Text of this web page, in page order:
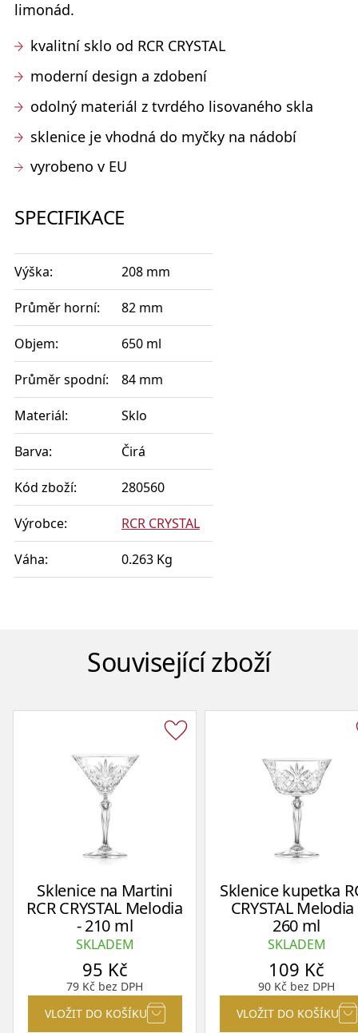
limonád.
kvalitní sklo od RCR CRYSTAL
moderní design a zdobení
odolný materiál z tvrdého lisovaného skla
sklenice je vhodná do myčky na nádobí
vyrobeno v EU
SPECIFIKACE
Výška: 208 mm
Průměr horní: 82 mm
Objem: 650 ml
Průměr spodní: 84 mm
Materiál: Sklo
Barva: Čirá
Kód zboží: 280560
Výrobce: RCR CRYSTAL
Váha: 0.263 Kg
Související zboží
Sklenice na Martini
RCR CRYSTAL Melodia
- 210 ml
SKLADEM
95 Kč
79 Kč bez DPH
VLOŽIT DO KOŠÍKU
Sklenice kupetka
CRYSTAL Melodia
260 ml
SKLADEM
109 Kč
90 Kč bez DPH
VLOŽIT DO KOŠÍKU